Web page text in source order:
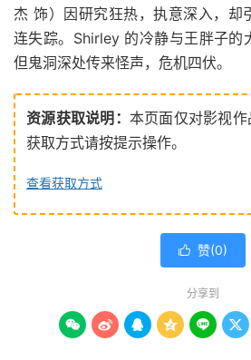
杰 饰）因研究狂热，执意深入，却
连失踪。Shirley 的冷静与王胖子的
但鬼洞深处传来怪声，危机四伏。
资源获取说明： 本页面仅对影视作
获取方式请按提示操作。
查看获取方式
 赞(0)
分享到
     